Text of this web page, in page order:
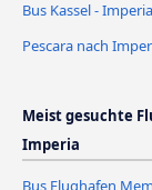
Bus Kassel - Imperia
Pescara nach
Meist gesuchte
Imperia
Bus Flughafen